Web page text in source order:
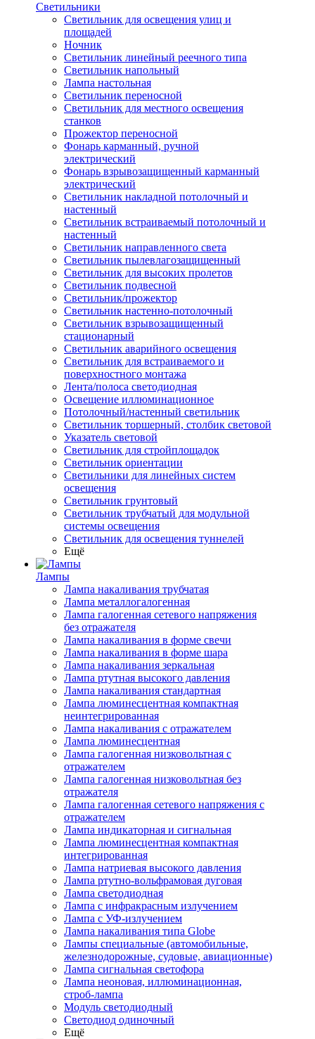
Светильники
Светильник для освещения улиц и
площадей
Ночник
Светильник линейный реечного типа
Светильник напольный
Лампа настольная
Светильник переносной
Светильник для местного освещения
станков
Прожектор переносной
Фонарь карманный, ручной
электрический
Фонарь взрывозащищенный карманный
электрический
Светильник накладной потолочный и
настенный
Светильник встраиваемый потолочный и
настенный
Светильник направленного света
Светильник пылевлагозащищенный
Светильник для высоких пролетов
Светильник подвесной
Светильник/прожектор
Светильник настенно-потолочный
Светильник взрывозащищенный
стационарный
Светильник аварийного освещения
Светильник для встраиваемого и
поверхностного монтажа
Лента/полоса светодиодная
Освещение иллюминационное
Потолочный/настенный светильник
Светильник торшерный, столбик световой
Указатель световой
Светильник для стройплощадок
Светильник ориентации
Светильники для линейных систем
освещения
Светильник грунтовый
Светильник трубчатый для модульной
системы освещения
Светильник для освещения туннелей
Ещё
Лампы
Лампа накаливания трубчатая
Лампа металлогалогенная
Лампа галогенная сетевого напряжения
без отражателя
Лампа накаливания в форме свечи
Лампа накаливания в форме шара
Лампа накаливания зеркальная
Лампа ртутная высокого давления
Лампа накаливания стандартная
Лампа люминесцентная компактная
неинтегрированная
Лампа накаливания с отражателем
Лампа люминесцентная
Лампа галогенная низковольтная с
отражателем
Лампа галогенная низковольтная без
отражателя
Лампа галогенная сетевого напряжения с
отражателем
Лампа индикаторная и сигнальная
Лампа люминесцентная компактная
интегрированная
Лампа натриевая высокого давления
Лампа ртутно-вольфрамовая дуговая
Лампа светодиодная
Лампа с инфракрасным излучением
Лампа с УФ-излучением
Лампа накаливания типа Globe
Лампы специальные (автомобильные,
железнодорожные, судовые, авиационные)
Лампа сигнальная светофора
Лампа неоновая, иллюминационная,
строб-лампа
Модуль светодиодный
Светодиод одиночный
Ещё